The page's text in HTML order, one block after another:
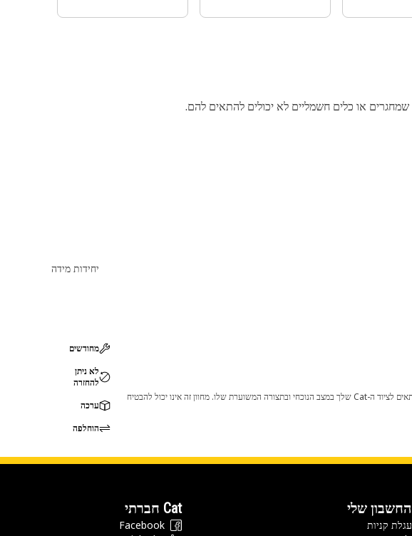
יחידות מידה
כל שינוי בתצורת היצרן עלול לגרום לכך שהמוצר לא יתאים לציוד ה-Cat שלך. אנא התייעץ עם סוכן ה-Cat שלך לפני הרכישה כדי לוודא שחלק זה מתאים לציוד ה-Cat שלך במצב הנוכחי ובתצורה המשוערת שלו. מחוון זה אינו יכול להבטיח
מחודשים
לא ניתן
להחזרה
ערכה
הוחלפה
החשבון שלי
עגלת קניות
Cat חברתי
Facebook